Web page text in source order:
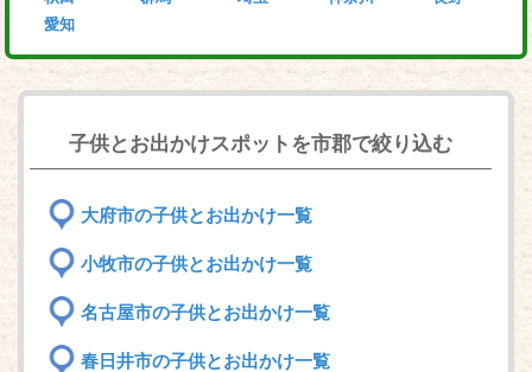
愛知
子供とお出かけスポットを市郡で絞り込む
大府市の子供とお出かけ一覧
小牧市の子供とお出かけ一覧
名古屋市の子供とお出かけ一覧
春日井市の子供とお出かけ一覧